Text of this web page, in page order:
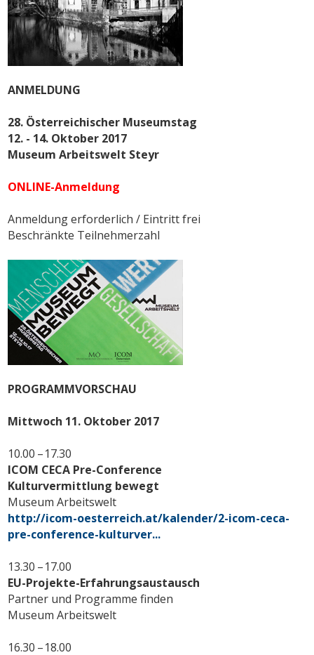
ANMELDUNG
28. Österreichischer Museumstag
12. - 14. Oktober 2017
Museum Arbeitswelt Steyr
ONLINE-Anmeldung
Anmeldung erforderlich / Eintritt frei
Beschränkte Teilnehmerzahl
PROGRAMMVORSCHAU
Mittwoch 11. Oktober 2017
10.00 – 17.30
ICOM CECA Pre-Conference
Kulturvermittlung bewegt
Museum Arbeitswelt
http://icom-oesterreich.at/kalender/2-icom-ceca-
pre-conference-kulturver...
13.30 – 17.00
EU-Projekte-Erfahrungsaustausch
Partner und Programme finden
Museum Arbeitswelt
16.30 – 18.00